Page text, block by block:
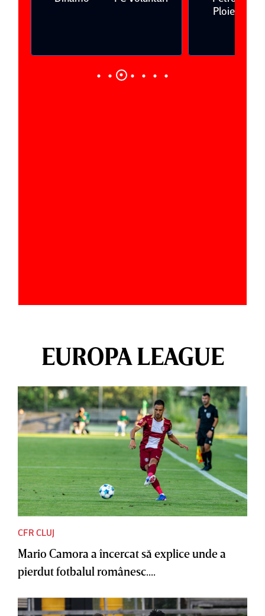
Ploieşti
EUROPA LEAGUE
CFR CLUJ
Mario Camora a încercat să explice unde a
pierdut fotbalul românesc....